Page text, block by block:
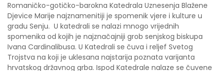
Romaničko-gotičko-barokna Katedrala Uznesenja Blažene
Djevice Marije najznamenitiji je spomenik vjere i kulture u
gradu Senju. U katedrali se nalazi mnogo vrijednih
spomenika od kojih je najznačajniji grob senjskog biskupa
Ivana Cardinalibusa. U Katedrali se čuva i reljef Svetog
Trojstva na koji je uklesana najstarija poznata varijanta
hrvatskog državnog grba. Ispod Katedrale nalaze se čuvene